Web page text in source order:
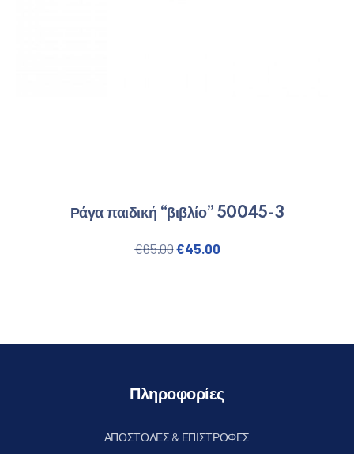
Ράγα παιδική “βιβλίο” 50045-3
€65.00Original price was: €65.00.
€45.00Η τρέχουσα τιμή
Πληροφορίες
ΑΠΟΣΤΟΛΕΣ & ΕΠΙΣΤΡΟΦΕΣ